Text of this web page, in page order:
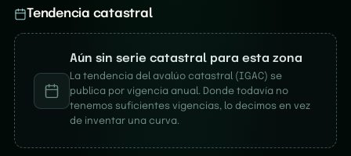
Tendencia catastral
Aún sin serie catastral para esta zona
La tendencia del avalúo catastral (IGAC) se
publica por vigencia anual. Donde todavía no
tenemos suficientes vigencias, lo decimos en vez
de inventar una curva.